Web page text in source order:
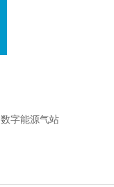
数字能源气站